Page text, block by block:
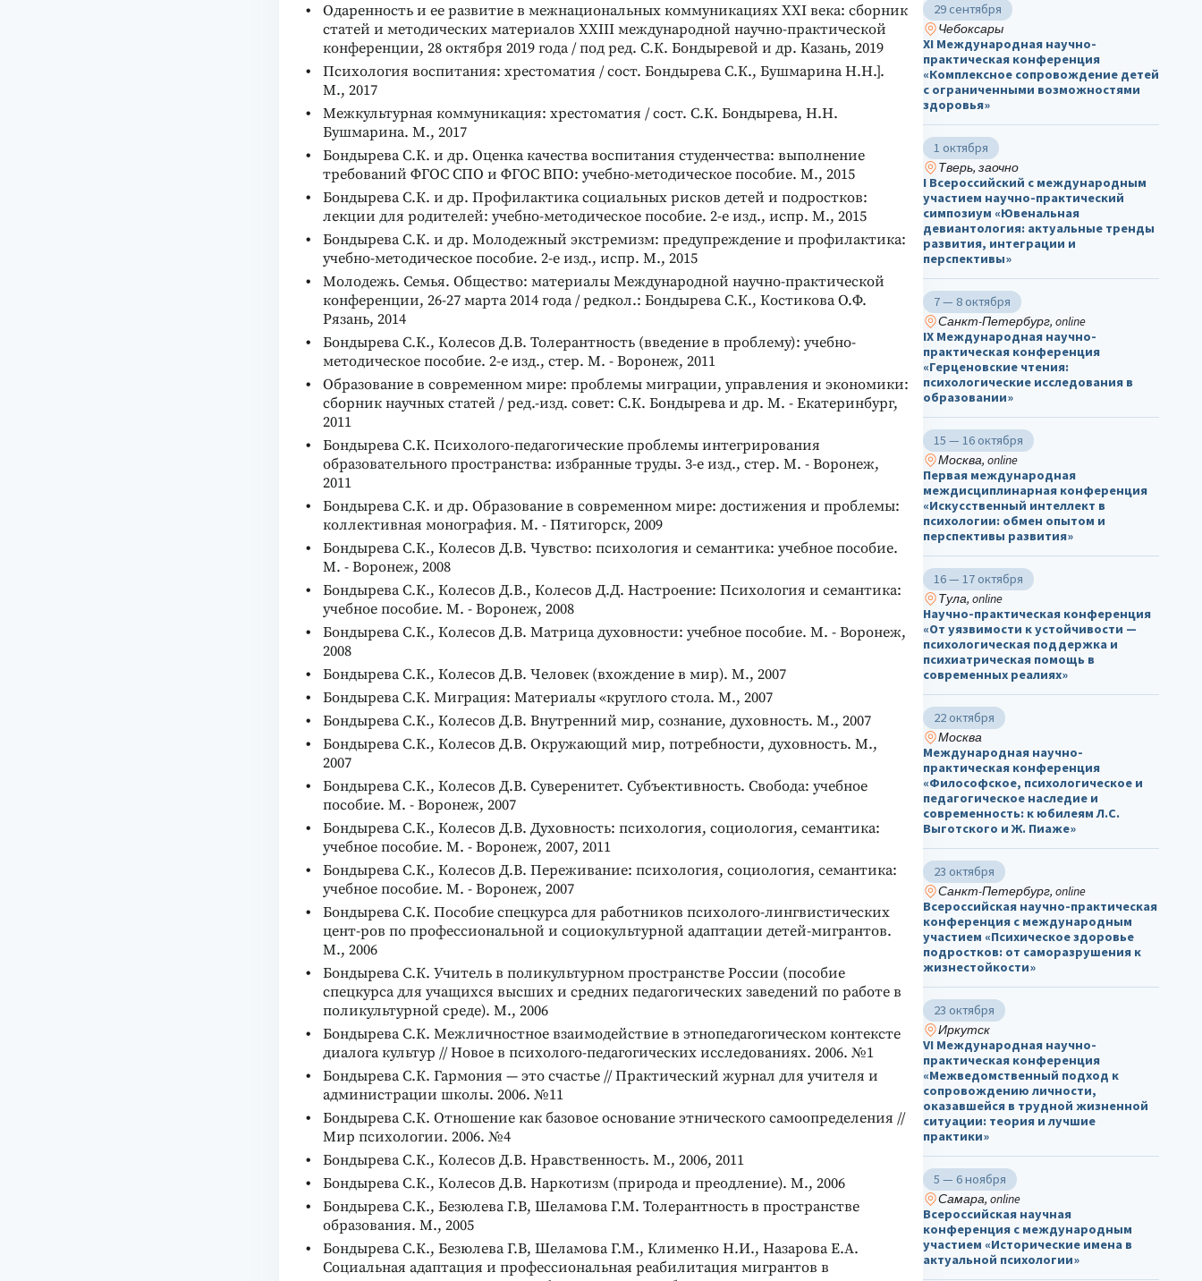
Одаренность и ее развитие в межнациональных коммуникациях XXI века: сборник
статей и методических материалов XXIII международной научно-практической
конференции, 28 октября 2019 года / под ред. С.К. Бондыревой и др. Казань, 2019
Психология воспитания: хрестоматия / сост. Бондырева С.К., Бушмарина Н.Н.].
М., 2017
Межкультурная коммуникация: хрестоматия / сост. С.К. Бондырева, Н.Н.
Бушмарина. М., 2017
Бондырева С.К. и др. Оценка качества воспитания студенчества: выполнение
требований ФГОС СПО и ФГОС ВПО: учебно-методическое пособие. М., 2015
Бондырева С.К. и др. Профилактика социальных рисков детей и подростков:
лекции для родителей: учебно-методическое пособие. 2-е изд., испр. М., 2015
Бондырева С.К. и др. Молодежный экстремизм: предупреждение и профилактика:
учебно-методическое пособие. 2-е изд., испр. М., 2015
Молодежь. Семья. Общество: материалы Международной научно-практической
конференции, 26-27 марта 2014 года / редкол.: Бондырева С.К., Костикова О.Ф.
Рязань, 2014
Бондырева С.К., Колесов Д.В. Толерантность (введение в проблему): учебно-
методическое пособие. 2-е изд., стер. М. - Воронеж, 2011
Образование в современном мире: проблемы миграции, управления и экономики:
сборник научных статей / ред.-изд. совет: С.К. Бондырева и др. М. - Екатеринбург,
2011
Бондырева С.К. Психолого-педагогические проблемы интегрирования
образовательного пространства: избранные труды. 3-е изд., стер. М. - Воронеж,
2011
Бондырева С.К. и др. Образование в современном мире: достижения и проблемы:
коллективная монография. М. - Пятигорск, 2009
Бондырева С.К., Колесов Д.В. Чувство: психология и семантика: учебное пособие.
М. - Воронеж, 2008
Бондырева С.К., Колесов Д.В., Колесов Д.Д. Настроение: Психология и семантика:
учебное пособие. М. - Воронеж, 2008
Бондырева С.К., Колесов Д.В. Матрица духовности: учебное пособие. М. - Воронеж,
2008
Бондырева С.К., Колесов Д.В. Человек (вхождение в мир). М., 2007
Бондырева С.К. Миграция: Материалы «круглого стола. М., 2007
Бондырева С.К., Колесов Д.В. Внутренний мир, сознание, духовность. М., 2007
Бондырева С.К., Колесов Д.В. Окружающий мир, потребности, духовность. М.,
2007
Бондырева С.К., Колесов Д.В. Суверенитет. Субъективность. Свобода: учебное
пособие. М. - Воронеж, 2007
Бондырева С.К., Колесов Д.В. Духовность: психология, социология, семантика:
учебное пособие. М. - Воронеж, 2007, 2011
Бондырева С.К., Колесов Д.В. Переживание: психология, социология, семантика:
учебное пособие. М. - Воронеж, 2007
Бондырева С.К. Пособие спецкурса для работников психолого-лингвистических
цент-ров по профессиональной и социокультурной адаптации детей-мигрантов.
М., 2006
Бондырева С.К. Учитель в поликультурном пространстве России (пособие
спецкурса для учащихся высших и средних педагогических заведений по работе в
поликультурной среде). М., 2006
Бондырева С.К. Межличностное взаимодействие в этнопедагогическом контексте
диалога культур // Новое в психолого-педагогических исследованиях. 2006. №1
Бондырева С.К. Гармония — это счастье // Практический журнал для учителя и
администрации школы. 2006. №11
Бондырева С.К. Отношение как базовое основание этнического самоопределения //
Мир психологии. 2006. №4
Бондырева С.К., Колесов Д.В. Нравственность. М., 2006, 2011
Бондырева С.К., Колесов Д.В. Наркотизм (природа и преодление). М., 2006
Бондырева С.К., Безюлева Г.В, Шеламова Г.М. Толерантность в пространстве
образования. М., 2005
Бондырева С.К., Безюлева Г.В, Шеламова Г.М., Клименко Н.И., Назарова Е.А.
Социальная адаптация и профессиональная реабилитация мигрантов в
29 сентября
Чебоксары
ХΙ Международная научно-
практическая конференция
«Комплексное сопровождение детей
с ограниченными возможностями
здоровья»
1 октября
Тверь, заочно
I Всероссийский с международным
участием научно-практический
симпозиум «Ювенальная
девиантология: актуальные тренды
развития, интеграции и
перспективы»
7 — 8 октября
Санкт-Петербург, online
IX Международная научно-
практическая конференция
«Герценовские чтения:
психологические исследования в
образовании»
15 — 16 октября
Москва, online
Первая международная
междисциплинарная конференция
«Искусственный интеллект в
психологии: обмен опытом и
перспективы развития»
16 — 17 октября
Тула, online
Научно-практическая конференция
«От уязвимости к устойчивости —
психологическая поддержка и
психиатрическая помощь в
современных реалиях»
22 октября
Москва
Международная научно-
практическая конференция
«Философское, психологическое и
педагогическое наследие и
современность: к юбилеям Л.С.
Выготского и Ж. Пиаже»
23 октября
Санкт-Петербург, online
Всероссийская научно-практическая
конференция с международным
участием «Психическое здоровье
подростков: от саморазрушения к
жизнестойкости»
23 октября
Иркутск
VI Международная научно-
практическая конференция
«Межведомственный подход к
сопровождению личности,
оказавшейся в трудной жизненной
ситуации: теория и лучшие
практики»
5 — 6 ноября
Самара, online
Всероссийская научная
конференция с международным
участием «Исторические имена в
актуальной психологии»